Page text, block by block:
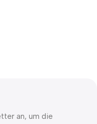
an, um die